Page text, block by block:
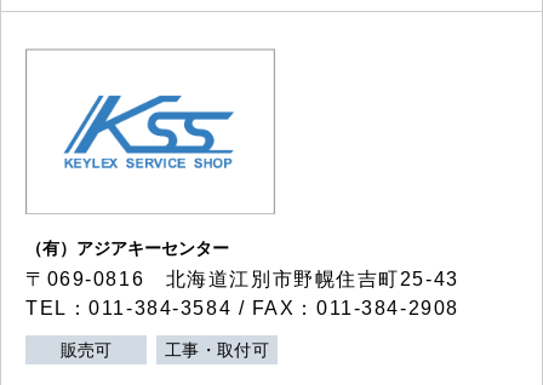
（有）アジアキーセンター
〒069-0816 北海道江別市野幌住吉町25-43
TEL：011-384-3584 / FAX：011-384-2908
販売可 工事・取付可